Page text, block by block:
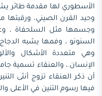
الأسطوري لها مقدمة طائر
وحيد القرن الصيني،
وجسمها مثل السلحفاة ،
السنونو ، وفمها يشبه
وهي متعددة الأشكال
الإنسان.، والعنقاء تسمية
أن ذكر العنقاء تزوج أنثى
فيها رسوم التنين في الأعلى